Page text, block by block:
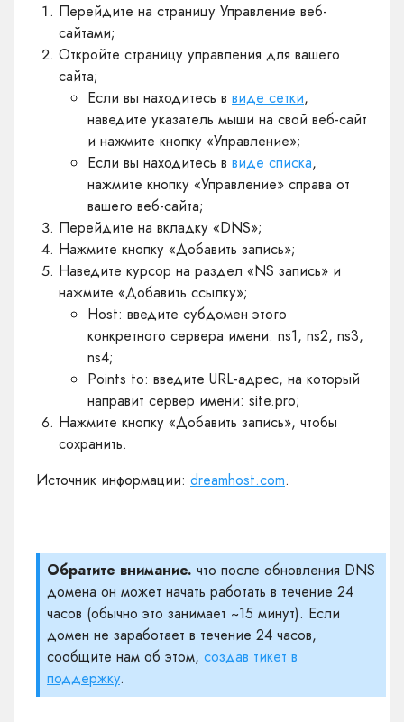
Перейдите на страницу Управление веб-
сайтами;
Откройте страницу управления для вашего
сайта;
Если вы находитесь в виде сетки,
наведите указатель мыши на свой веб-сайт
и нажмите кнопку «Управление»;
Если вы находитесь в виде списка,
нажмите кнопку «Управление» справа от
вашего веб-сайта;
Перейдите на вкладку «DNS»;
Нажмите кнопку «Добавить запись»;
Наведите курсор на раздел «NS запись» и
нажмите «Добавить ссылку»;
Host: введите субдомен этого
конкретного сервера имени: ns1, ns2, ns3,
ns4;
Points to: введите URL-адрес, на который
направит сервер имени: site.pro;
Нажмите кнопку «Добавить запись», чтобы
сохранить.
Источник информации: dreamhost.com.
Обратите внимание. что после обновления DNS
домена он может начать работать в течение 24
часов (обычно это занимает ~15 минут). Если
домен не заработает в течение 24 часов,
сообщите нам об этом, создав тикет в
поддержку.